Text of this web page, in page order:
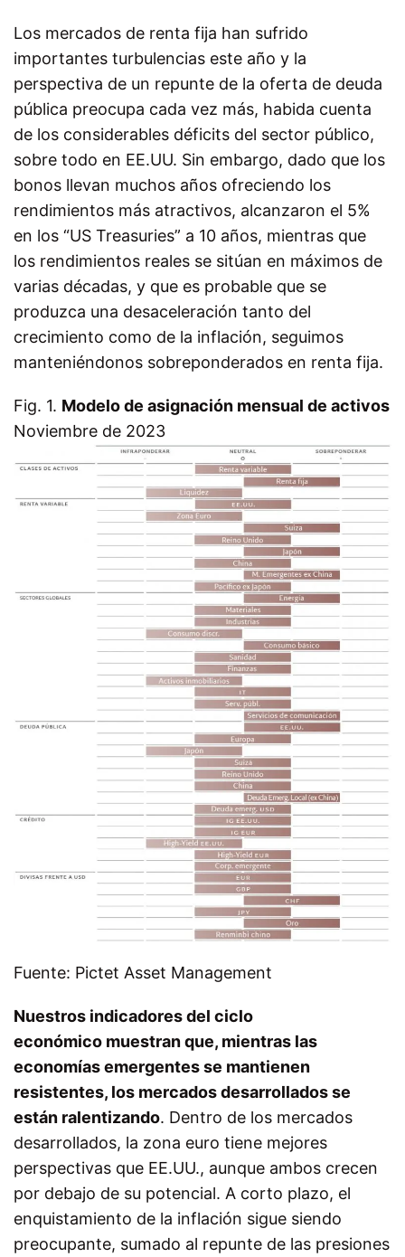
Los mercados de renta fija han sufrido
importantes turbulencias este año y la
perspectiva de un repunte de la oferta de deuda
pública preocupa cada vez más, habida cuenta
de los considerables déficits del sector público,
sobre todo en EE.UU. Sin embargo, dado que los
bonos llevan muchos años ofreciendo los
rendimientos más atractivos, alcanzaron el 5%
en los “US Treasuries” a 10 años, mientras que
los rendimientos reales se sitúan en máximos de
varias décadas, y que es probable que se
produzca una desaceleración tanto del
crecimiento como de la inflación, seguimos
manteniéndonos sobreponderados en renta fija.
Fig. 1. Modelo de asignación mensual de activos
Noviembre de 2023
Fuente: Pictet Asset Management
Nuestros indicadores del ciclo
económico muestran que, mientras las
economías emergentes se mantienen
resistentes, los mercados desarrollados se
están ralentizando. Dentro de los mercados
desarrollados, la zona euro tiene mejores
perspectivas que EE.UU., aunque ambos crecen
por debajo de su potencial. A corto plazo, el
enquistamiento de la inflación sigue siendo
preocupante, sumado al repunte de las presiones